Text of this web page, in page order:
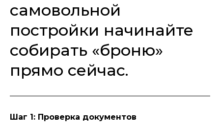
самовольной
постройки начинайте
собирать «броню»
прямо сейчас.
Шаг 1: Проверка документов